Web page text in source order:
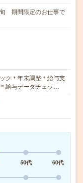
期間限定のお仕事で
ク＊年末調整＊給与支
給与データチェッ…
50代
60代